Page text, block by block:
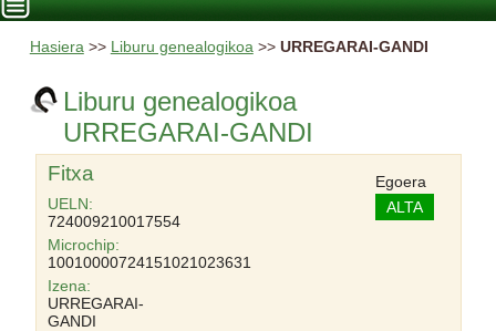
Hasiera>> Liburu genealogikoa>> URREGARAI-GANDI
Liburu genealogikoa
URREGARAI-GANDI
Fitxa
UELN:
724009210017554
Microchip:
10010000724151021023631
Izena:
URREGARAI-
GANDI
Egoera
ALTA